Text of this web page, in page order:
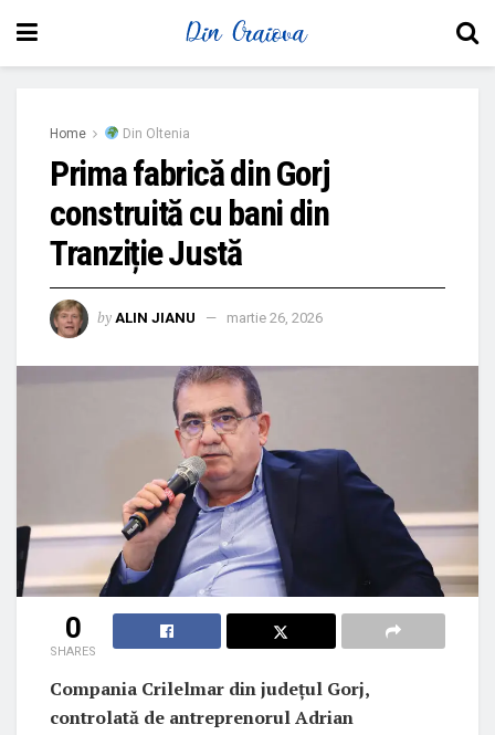
Home Din Oltenia
Prima fabrică din Gorj
construită cu bani din
Tranziție Justă
by ALIN JIANU martie 26, 2026
0
SHARES
Compania Crilelmar din județul Gorj,
controlată de antreprenorul Adrian